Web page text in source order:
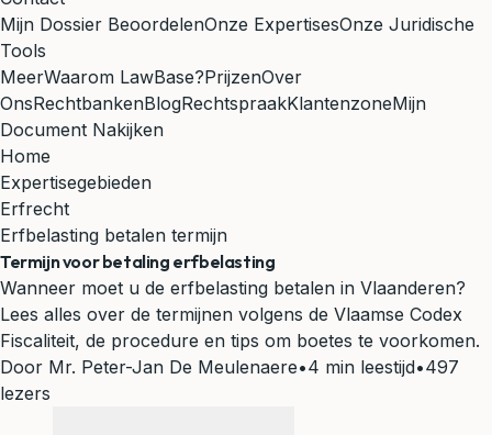
Mijn Dossier BeoordelenOnze ExpertisesOnze Juridische
Tools
MeerWaarom LawBase?PrijzenOver
OnsRechtbankenBlogRechtspraakKlantenzoneMijn
Document Nakijken
Home
Expertisegebieden
Erfrecht
Erfbelasting betalen termijn
Termijn voor betaling erfbelasting
Wanneer moet u de erfbelasting betalen in Vlaanderen?
Lees alles over de termijnen volgens de Vlaamse Codex
Fiscaliteit, de procedure en tips om boetes te voorkomen.
Door Mr. Peter-Jan De Meulenaere•4 min leestijd•497
lezers